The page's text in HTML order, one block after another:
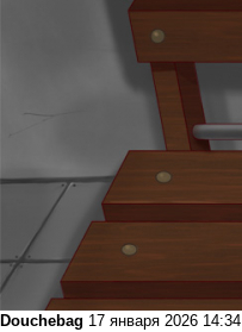
Douchebag 17 января 2026 14:34